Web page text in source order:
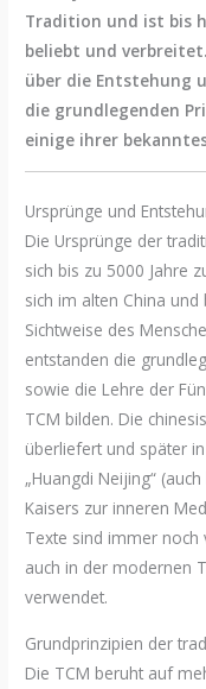
Tradition und ist bis
beliebt und
über die Entstehung
die grundlegenden
einige ihrer
Ursprünge und
Die Ursprünge der
sich bis zu 5000 Jahre
sich im alten China
Sichtweise des
entstanden die
sowie die Lehre der
TCM bilden. Die
überliefert und später
„Huangdi Neijing“
Kaisers zur inneren
Texte sind immer
auch in der modernen
verwendet.
Grundprinzipien der
Die TCM beruht auf